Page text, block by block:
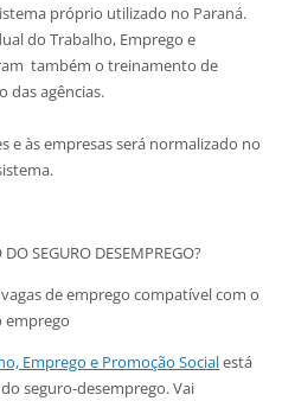
próprio utilizado no Paraná.
do Trabalho, Emprego e
também o treinamento de
das agências.
às empresas será normalizado no
SEGURO DESEMPREGO?
de emprego compatível com o
emprego
Emprego e Promoção Socialestá
seguro-desemprego. Vai